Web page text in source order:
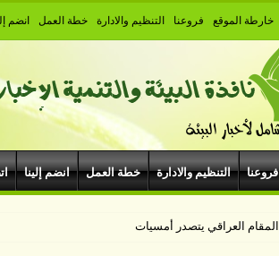
خارطة الموقع فروعنا التنظيم والادارة خطة العمل انضم
فروعنا التنظيم والادارة خطة العمل انضم إلينا
المقام العراقي يتصدر أمسيات الهيبودروم في م